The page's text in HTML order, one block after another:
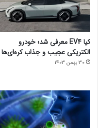
کیا EV4 معرفی شد؛ خودرو
الکتریکی عجیب و جذاب کره‌ای‌ها
30 بهمن 1403